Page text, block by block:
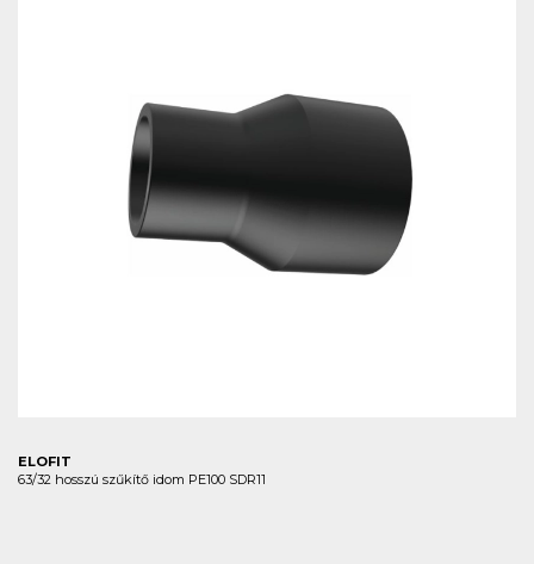
ELOFIT
63/32 hosszú szűkítő idom PE100 SDR11